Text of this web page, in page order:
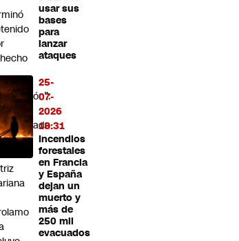
usar sus
bases
para
lanzar
ataques
25-
07-
2026
18:31
Incendios
forestales
en Francia
y España
dejan un
muerto y
más de
250 mil
evacuados